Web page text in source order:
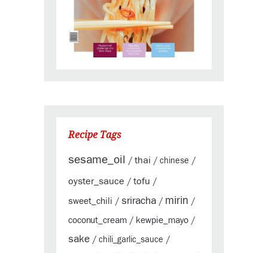
Recipe Tags
sesame_oil / thai / chinese /
oyster_sauce / tofu /
sweet_chili / sriracha / mirin /
coconut_cream / kewpie_mayo /
sake / chili_garlic_sauce /